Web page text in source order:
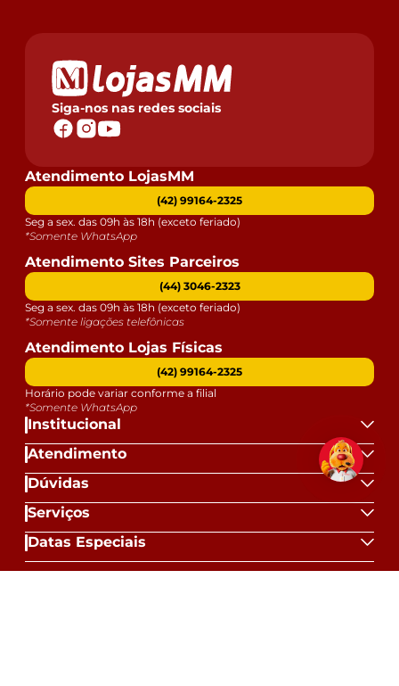
Siga-nos nas redes sociais
Institucional
Atendimento
Dúvidas
Serviços
Datas Especiais
Atendimento LojasMM
(42) 99164-2325
Seg a sex. das 09h às 18h (exceto feriado)
*Somente WhatsApp
Atendimento Sites Parceiros
(44) 3046-2323
Seg a sex. das 09h às 18h (exceto feriado)
*Somente ligações telefônicas
Atendimento Lojas Físicas
(42) 99164-2325
Horário pode variar conforme a filial
*Somente WhatsApp